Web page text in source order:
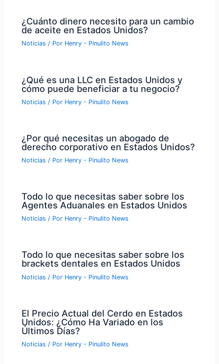
¿Cuánto dinero necesito para un cambio
de aceite en Estados Unidos?
Noticias / Por Henry - Pinulito News
¿Qué es una LLC en Estados Unidos y
cómo puede beneficiar a tu negocio?
Noticias / Por Henry - Pinulito News
¿Por qué necesitas un abogado de
derecho corporativo en Estados Unidos?
Noticias / Por Henry - Pinulito News
Todo lo que necesitas saber sobre los
Agentes Aduanales en Estados Unidos
Noticias / Por Henry - Pinulito News
Todo lo que necesitas saber sobre los
brackets dentales en Estados Unidos
Noticias / Por Henry - Pinulito News
El Precio Actual del Cerdo en Estados
Unidos: ¿Cómo Ha Variado en los
Últimos Días?
Noticias / Por Henry - Pinulito News